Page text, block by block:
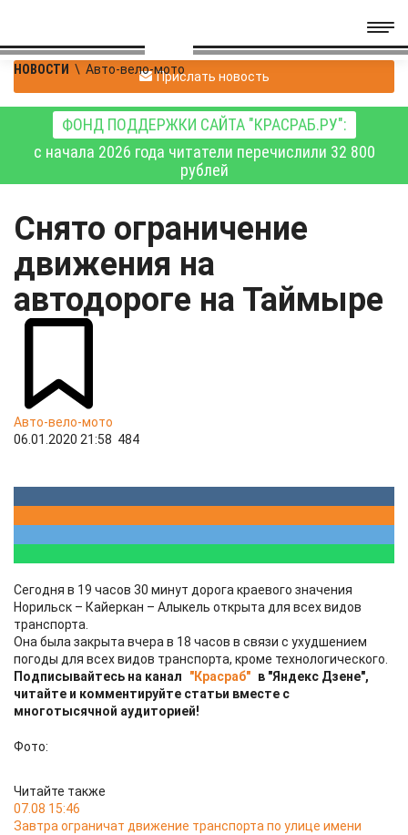
НОВОСТИ \ Авто-вело-мотоПрислать новость
ФОНД ПОДДЕРЖКИ САЙТА "КРАСРАБ.РУ":
с начала 2026 года читатели перечислили 32 800
рублей
Снято ограничение
движения на
автодороге на Таймыре
Авто-вело-мото
06.01.2020 21:58 484
Сегодня в 19 часов 30 минут дорога краевого значения
Норильск – Кайеркан – Алыкель открыта для всех видов
транспорта.
Она была закрыта вчера в 18 часов в связи с ухудшением
погоды для всех видов транспорта, кроме технологического.
Подписывайтесь на канал
"Красраб" в "Яндекс Дзене",
читайте и комментируйте статьи вместе с
многотысячной аудиторией!
Фото:
Читайте также
07.08 15:46
Завтра ограничат движение транспорта по улице имени